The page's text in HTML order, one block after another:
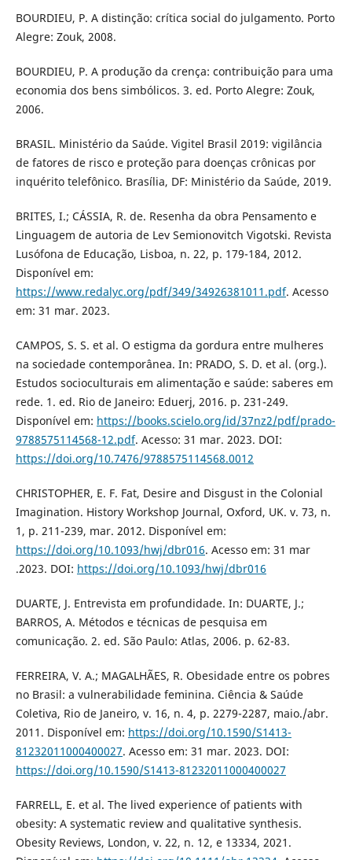
BOURDIEU, P. A distinção: crítica social do julgamento. Porto
Alegre: Zouk, 2008.
BOURDIEU, P. A produção da crença: contribuição para uma
economia dos bens simbólicos. 3. ed. Porto Alegre: Zouk,
2006.
BRASIL. Ministério da Saúde. Vigitel Brasil 2019: vigilância
de fatores de risco e proteção para doenças crônicas por
inquérito telefônico. Brasília, DF: Ministério da Saúde, 2019.
BRITES, I.; CÁSSIA, R. de. Resenha da obra Pensamento e
Linguagem de autoria de Lev Semionovitch Vigotski. Revista
Lusófona de Educação, Lisboa, n. 22, p. 179-184, 2012.
Disponível em:
https://www.redalyc.org/pdf/349/34926381011.pdf. Acesso
em: 31 mar. 2023.
CAMPOS, S. S. et al. O estigma da gordura entre mulheres
na sociedade contemporânea. In: PRADO, S. D. et al. (org.).
Estudos socioculturais em alimentação e saúde: saberes em
rede. 1. ed. Rio de Janeiro: Eduerj, 2016. p. 231-249.
Disponível em: https://books.scielo.org/id/37nz2/pdf/prado-
9788575114568-12.pdf. Acesso: 31 mar. 2023. DOI:
https://doi.org/10.7476/9788575114568.0012
CHRISTOPHER, E. F. Fat, Desire and Disgust in the Colonial
Imagination. History Workshop Journal, Oxford, UK. v. 73, n.
1, p. 211-239, mar. 2012. Disponível em:
https://doi.org/10.1093/hwj/dbr016. Acesso em: 31 mar
.2023. DOI: https://doi.org/10.1093/hwj/dbr016
DUARTE, J. Entrevista em profundidade. In: DUARTE, J.;
BARROS, A. Métodos e técnicas de pesquisa em
comunicação. 2. ed. São Paulo: Atlas, 2006. p. 62-83.
FERREIRA, V. A.; MAGALHÃES, R. Obesidade entre os pobres
no Brasil: a vulnerabilidade feminina. Ciência & Saúde
Coletiva, Rio de Janeiro, v. 16, n. 4, p. 2279-2287, maio./abr.
2011. Disponível em: https://doi.org/10.1590/S1413-
81232011000400027. Acesso em: 31 mar. 2023. DOI:
https://doi.org/10.1590/S1413-81232011000400027
FARRELL, E. et al. The lived experience of patients with
obesity: A systematic review and qualitative synthesis.
Obesity Reviews, London, v. 22, n. 12, e 13334, 2021.